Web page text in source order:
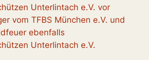
Unterlintach e.V. vor
vom TFBS München e.V. und
ebenfalls
Unterlintach e.V.